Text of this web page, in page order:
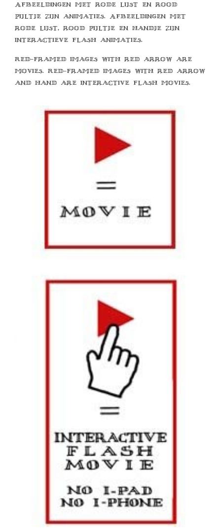
Afbeeldingen met rode lijst en rood
pijltje zijn animaties. Afbeeldingen met
rode lijst, rood pijltje en handje zijn
interactieve flash animaties.
Red-framed images with red arrow are
movies. Red-framed images with red arrow
and hand are interactive flash movies.